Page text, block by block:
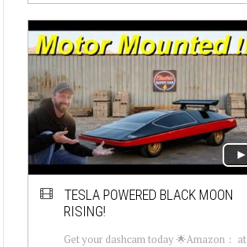
TESLA POWERED BLACK MOON
RISING!
Get your dashcam today 🌟Amazon： at